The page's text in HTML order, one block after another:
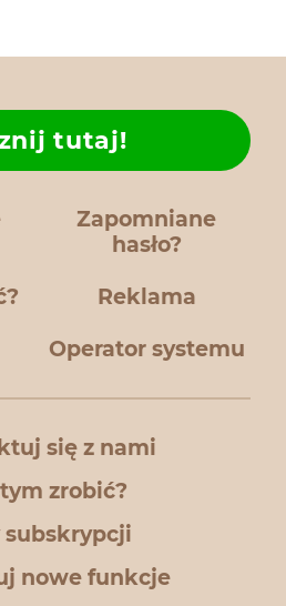
Zapomniane
hasło?
tutaj!
Reklama
Operator systemu
się z nami
zrobić?
subskrypcji
nowe funkcje